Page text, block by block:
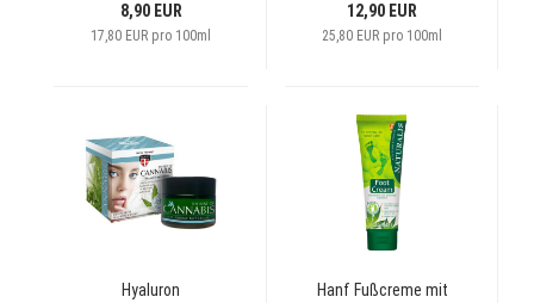
8,90 EUR
17,80 EUR pro 100ml
12,90 EUR
25,80 EUR pro 100ml
Hyaluron
Hanf Fußcreme mit